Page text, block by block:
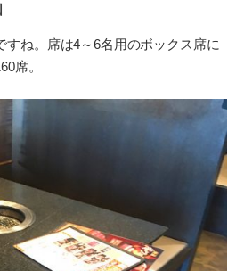
すね。席は4～6名用のボックス席に
席。